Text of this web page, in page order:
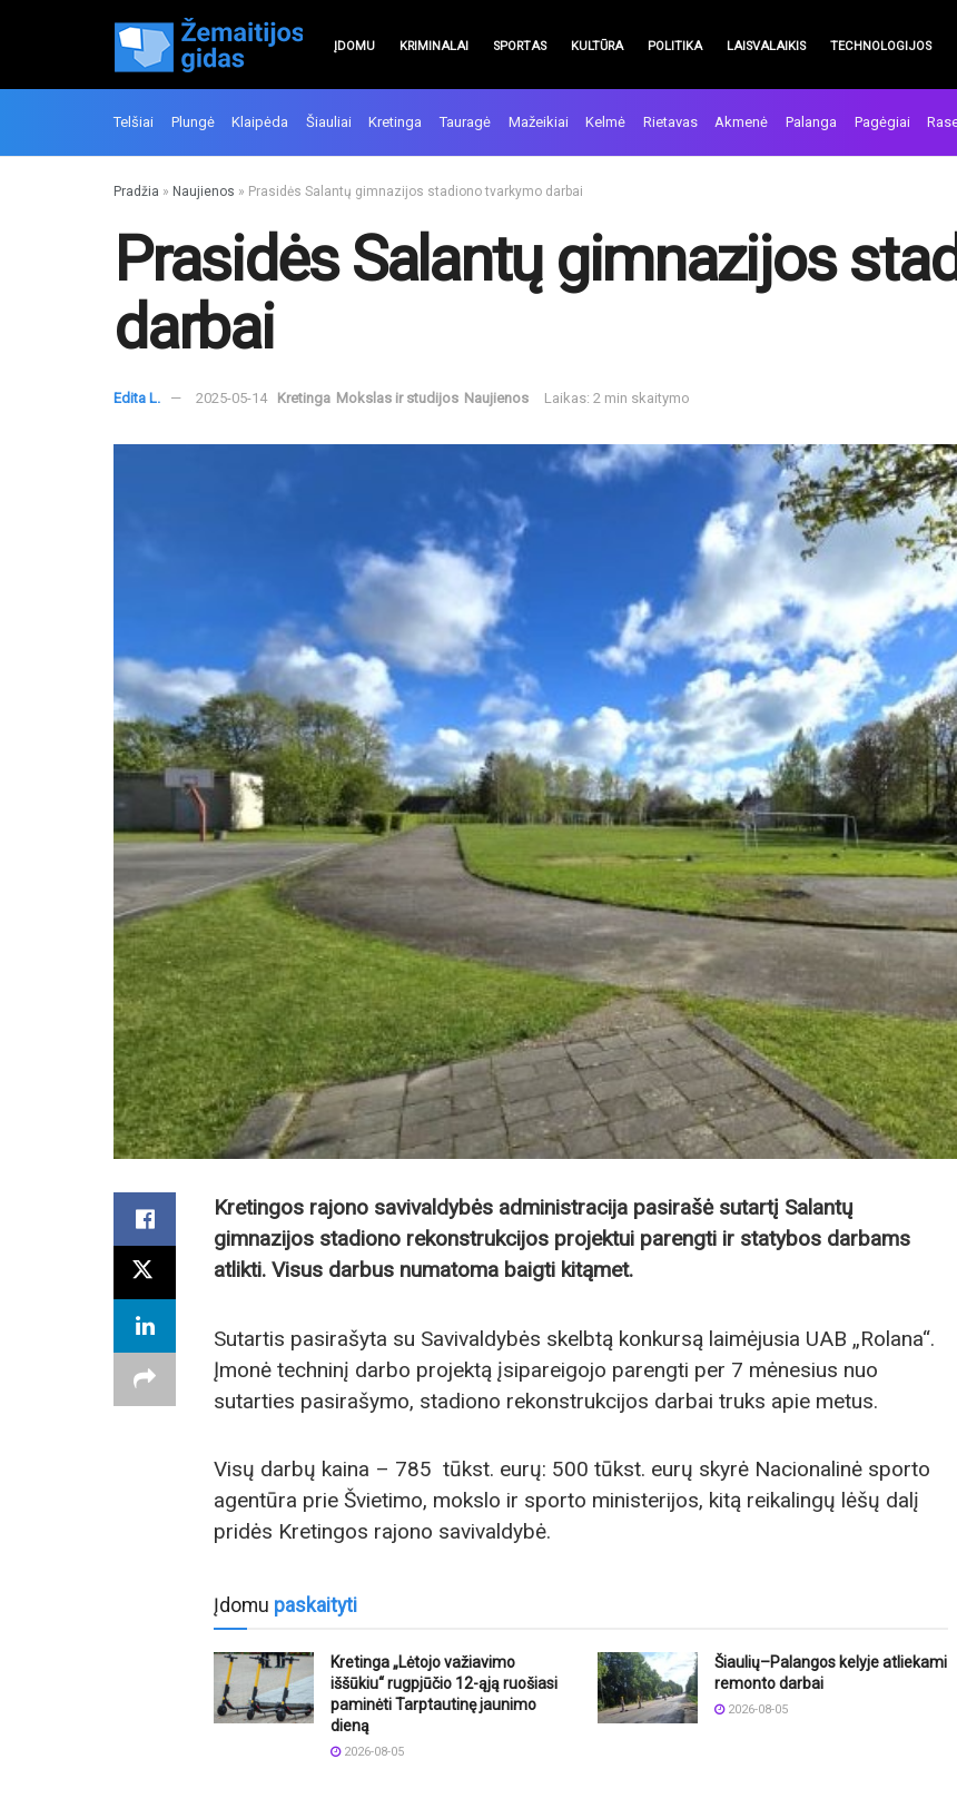
ĮDOMU KRIMINALAI SPORTAS KULTŪRA POLITIKA LAISVALAIKIS TECHNOLOGIJOS
Telšiai Plungė Klaipėda Šiauliai Kretinga Tauragė Mažeikiai Kelmė Rietavas Akmenė Palanga Pagėgiai
Pradžia » Naujienos » Prasidės Salantų gimnazijos stadiono tvarkymo darbai
Prasidės Salantų gimnazijos
darbai
Edita L. 2025-05-14 Kretinga Mokslas ir studijos Naujienos Laikas: 2 min skaitymo
Kretingos rajono savivaldybės administracija pasirašė sutartį Salantų
gimnazijos stadiono rekonstrukcijos projektui parengti ir statybos darbams
atlikti. Visus darbus numatoma baigti kitąmet.
Sutartis pasirašyta su Savivaldybės skelbtą konkursą laimėjusia UAB „Rolana“.
Įmonė techninį darbo projektą įsipareigojo parengti per 7 mėnesius nuo
sutarties pasirašymo, stadiono rekonstrukcijos darbai truks apie metus.
Visų darbų kaina – 785 tūkst. eurų: 500 tūkst. eurų skyrė Nacionalinė sporto
agentūra prie Švietimo, mokslo ir sporto ministerijos, kitą reikalingų lėšų dalį
pridės Kretingos rajono savivaldybė.
Įdomu paskaityti
Kretinga „Lėtojo važiavimo
iššūkiu“ rugpjūčio 12-ąją ruošiasi
paminėti Tarptautinę jaunimo
dieną
2026-08-05
Šiaulių–Palangos kelyje atliekami
remonto darbai
2026-08-05